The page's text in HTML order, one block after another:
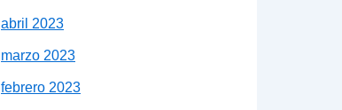
abril 2023
marzo 2023
febrero 2023